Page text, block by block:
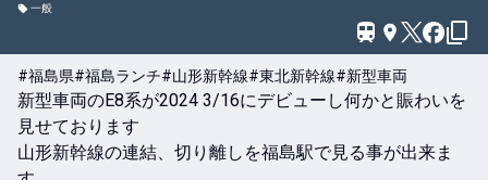
一般
#福島県#福島ランチ#山形新幹線#東北新幹線#新型車両
新型車両のE8系が2024 3/16にデビューし何かと賑わいを
見せております
山形新幹線の連結、切り離しを福島駅で見る事が出来ま